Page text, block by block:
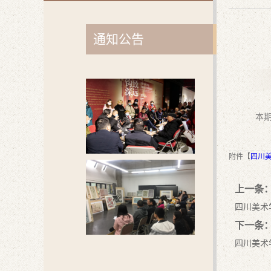
通知公告
本期
附件【 四川
上一条
四川美
下一条
四川美